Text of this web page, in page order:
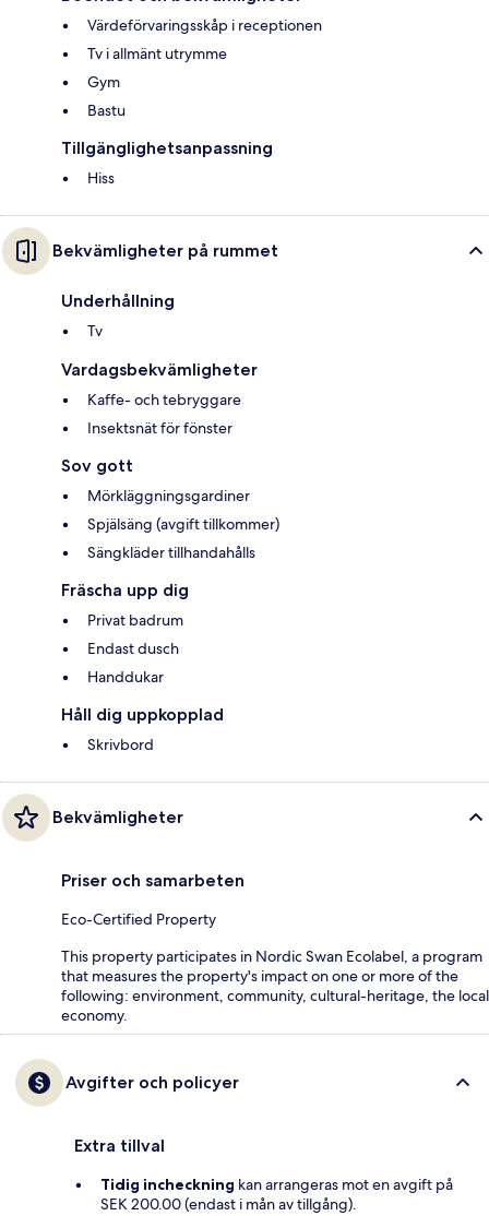
Värdeförvaringsskåp i receptionen
Tv i allmänt utrymme
Gym
Bastu
Tillgänglighetsanpassning
Hiss
Bekvämligheter på rummet
Underhållning
Tv
Vardagsbekvämligheter
Kaffe- och tebryggare
Insektsnät för fönster
Sov gott
Mörkläggningsgardiner
Spjälsäng (avgift tillkommer)
Sängkläder tillhandahålls
Fräscha upp dig
Privat badrum
Endast dusch
Handdukar
Håll dig uppkopplad
Skrivbord
Bekvämligheter
Priser och samarbeten
Eco-Certified Property
This property participates in Nordic Swan Ecolabel, a program
that measures the property's impact on one or more of the
following: environment, community, cultural-heritage, the local
economy.
Avgifter och policyer
Extra tillval
Tidig incheckning kan arrangeras mot en avgift på
SEK 200.00 (endast i mån av tillgång).